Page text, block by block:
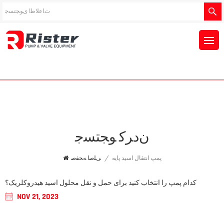
ﻥﺩﺮﮐ ﻮﺠﺘﺴﺟ
ﯽﻠﺻﺍ ﻪﺤﻔﺻ / پمپ انتقال اسید پایه
کدام پمپ را انتخاب کنید برای حمل و نقل محلول اسید هیدروکلریک؟
NOV 21, 2023